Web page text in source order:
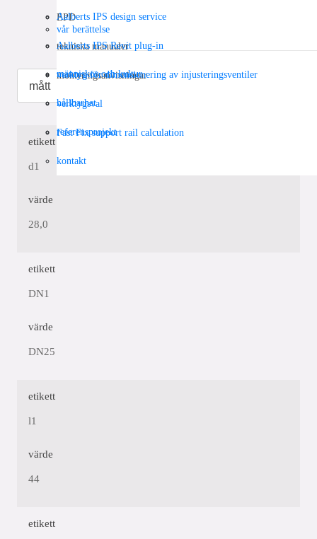
EPD
tekniska manualer
monteringsanvisningar
Aalberts IPS design service
Aalberts IPS Revit plug-in
verktyg för dimensionering av injusteringsventiler
verktygsval
Fast Fix support rail calculation
vår berättelse
människor och kultur
hållbarhet
referensprojekt
kontakt
etikett
d1
värde
28,0
etikett
DN1
värde
DN25
etikett
l1
värde
44
etikett